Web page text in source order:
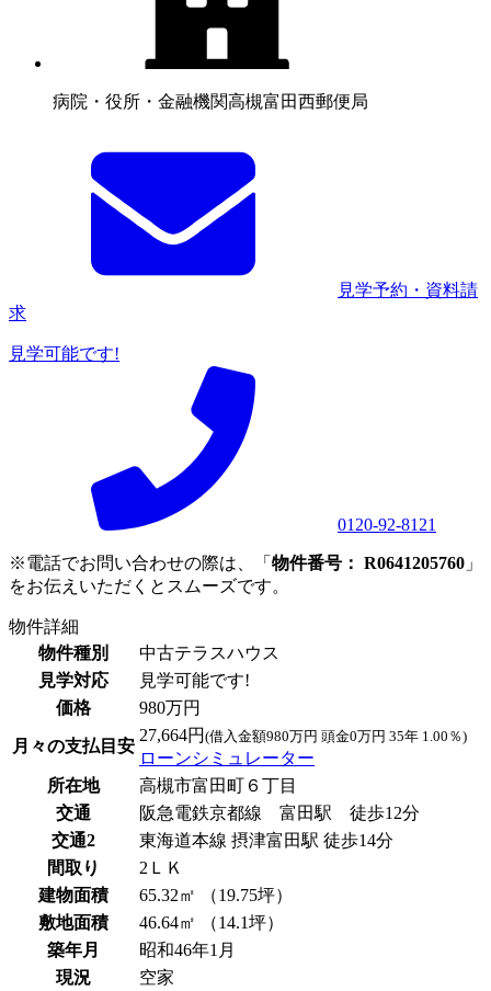
病院・役所・金融機関高槻富田西郵便局
見学予約・資料請
求
見学可能です!
0120-92-8121
※電話でお問い合わせの際は、「 物件番号： R0641205760 」
をお伝えいただくとスムーズです。
物件詳細
物件種別
中古テラスハウス
見学対応
見学可能です!
価格
980万円
月々の支払目安
27,664円 (借入金額980万円 頭金0万円 35年 1.00％)
ローンシミュレーター
所在地
高槻市富田町６丁目
交通
阪急電鉄京都線 富田駅 徒歩12分
交通2
東海道本線 摂津富田駅 徒歩14分
間取り
2ＬＫ
建物面積
65.32㎡ （19.75坪）
敷地面積
46.64㎡ （14.1坪）
築年月
昭和46年1月
現況
空家